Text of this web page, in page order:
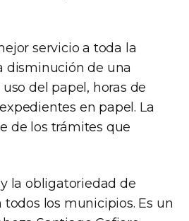
servicio a toda la
disminución de una
del papel, horas de
en papel. La
de los trámites que
la obligatoriedad de
los municipios. Es un